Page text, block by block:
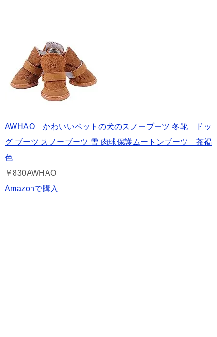
AWHAO かわいいペットの犬のスノーブーツ 冬靴 ドッ
グ ブーツ スノーブーツ 雪 肉球保護ムートンブーツ 茶褐
色
￥830AWHAO
Amazonで購入